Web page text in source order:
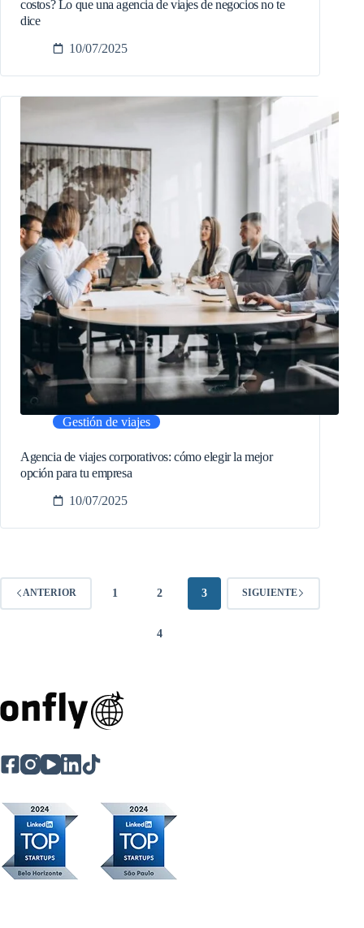
costos? Lo que una agencia de viajes de negocios no te
dice
10/07/2025
Gestión de viajes
Agencia de viajes corporativos: cómo elegir la mejor
opción para tu empresa
10/07/2025
ANTERIOR 1 2 3
4
SIGUIENTE